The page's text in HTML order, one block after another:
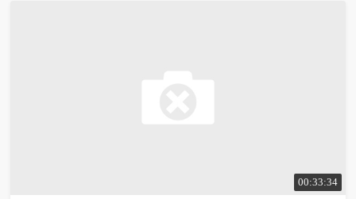
00:33:34